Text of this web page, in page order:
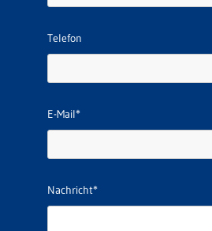
Telefon
E-Mail*
Nachricht*